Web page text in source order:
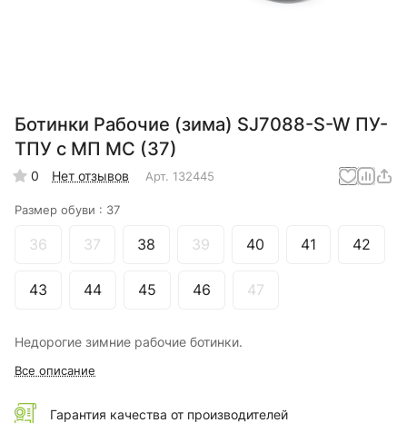
Ботинки Рабочие (зима) SJ7088-S-W ПУ-
ТПУ с МП МС (37)
0 Нет отзывов Арт. 132445
Размер обуви : 37
36 37 38 39 40 41 42
43 44 45 46 47
Недорогие зимние рабочие ботинки.
Все описание
Гарантия качества от производителей